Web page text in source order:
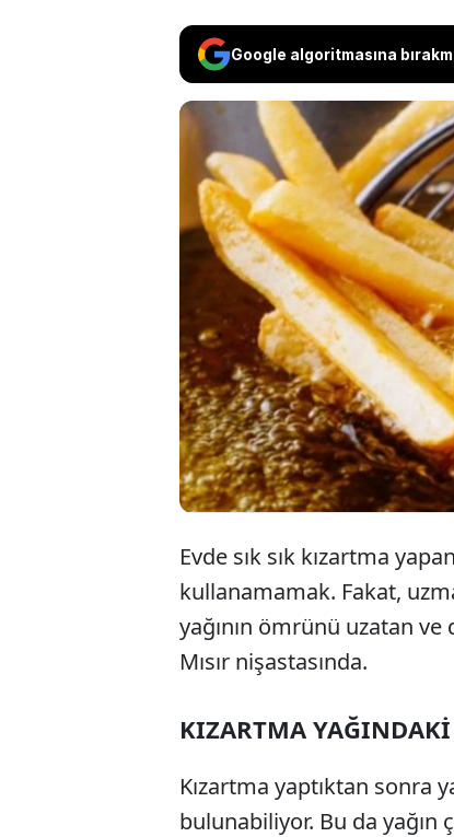
Google algoritmasına
Evde sık sık kızartma
kullanamamak. Fakat,
yağının ömrünü uzatan ve
Mısır nişastasında.
KIZARTMA
Kızartma yaptıktan sonra
bulunabiliyor. Bu da yağın